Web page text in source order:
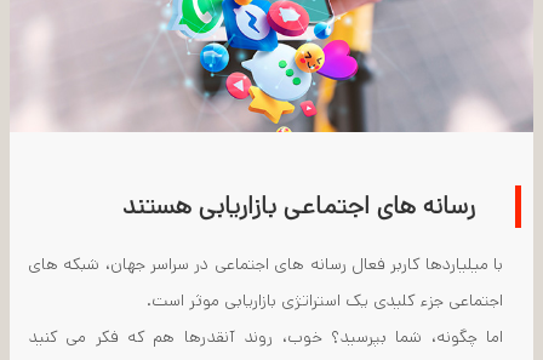
رسانه های اجتماعی بازاریابی هستند
با میلیاردها کاربر فعال رسانه های اجتماعی در سراسر جهان، شبکه های
اجتماعی جزء کلیدی یک استراتژی بازاریابی موثر است.
اما چگونه، شما بپرسید؟ خوب، روند آنقدرها هم که فکر می کنید